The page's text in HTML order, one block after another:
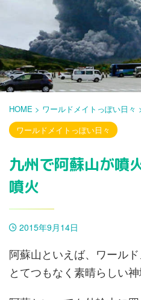
HOME > ワールドメイトっぽい日々
ワールドメイトっぽい日々
九州で阿蘇山が噴
噴火
2015年9月14日
阿蘇山といえば、ワールド
とてつもなく素晴らしい神